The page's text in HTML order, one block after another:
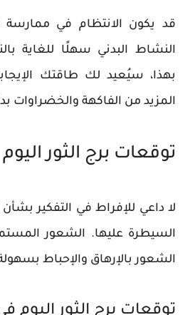
​قد يكون الانتظام في ممارسة
النشاط البدني سهلًا للغاية
بهذا، سيُعيد لك طاقتك
المزيد من الفاكهة والخضراوات
توقعات برج الثور اليوم
لا داعي للإفراط في التفكير
السيطرة عليها. الشعور
الشعور بالإرهاق والإحباط
توقعات برج الثور اليوم